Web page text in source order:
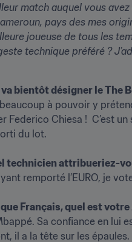
match auquel vous avez
pays des mes
joueuse de tous les
technique préféré ?
va bientôt désigner le The
à pouvoir y
Federico Chiesa !  C’est
du lot.
technicien attribueriez-
remporté l’EURO, je
Français, quel est votre
Sa confiance en lui
il a la tête sur les épaules.